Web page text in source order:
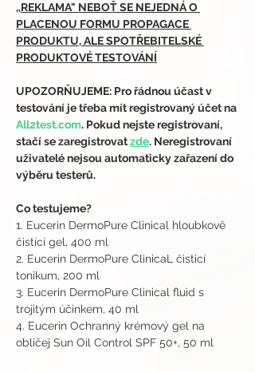
,,REKLAMA" NEBOŤ SE NEJEDNÁ O
PLACENOU FORMU PROPAGACE
PRODUKTU, ALE SPOTŘEBITELSKÉ
PRODUKTOVÉ TESTOVÁNÍ
UPOZORŇUJEME: Pro řádnou účast v
testování je třeba mít registrovaný účet na
All2test.com. Pokud nejste registrovaní,
stačí se zaregistrovat zde. Neregistrovaní
uživatelé nejsou automaticky zařazení do
výběru testerů.
Co testujeme?
1. Eucerin DermoPure Clinical hloubkově
čistící gel, 400 ml
2. Eucerin DermoPure ClinicaL čisticí
tonikum, 200 ml
3. Eucerin DermoPure Clinical fluid s
trojitým účinkem, 40 ml
4. Eucerin Ochranný krémový gel na
obličej Sun Oil Control SPF 50+, 50 ml